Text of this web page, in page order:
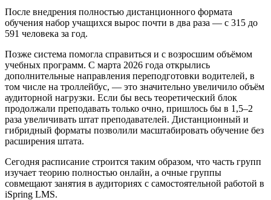
После внедрения полностью дистанционного формата
обучения набор учащихся вырос почти в два раза — с 315 до
591 человека за год.
Позже система помогла справиться и с возросшим объёмом
учебных программ. С марта 2026 года открылись
дополнительные направления переподготовки водителей, в
том числе на троллейбус, — это значительно увеличило объём
аудиторной нагрузки. Если бы весь теоретический блок
продолжали преподавать только очно, пришлось бы в 1,5–2
раза увеличивать штат преподавателей. Дистанционный и
гибридный форматы позволили масштабировать обучение без
расширения штата.
Сегодня расписание строится таким образом, что часть групп
изучает теорию полностью онлайн, а очные группы
совмещают занятия в аудиториях с самостоятельной работой в
iSpring LMS.